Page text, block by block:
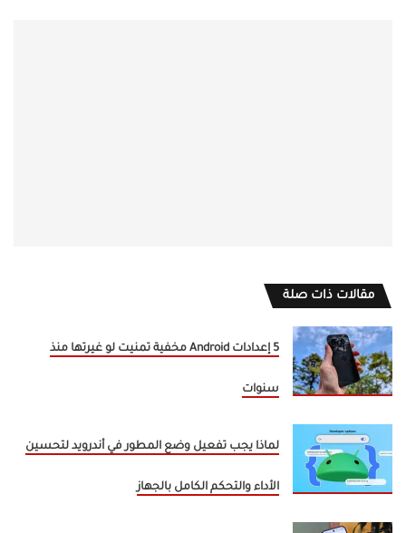
مقالات ذات صلة
5 إعدادات Android مخفية تمنيت لو غيرتها منذ
سنوات
لماذا يجب تفعيل وضع المطور في أندرويد لتحسين
الأداء والتحكم الكامل بالجهاز